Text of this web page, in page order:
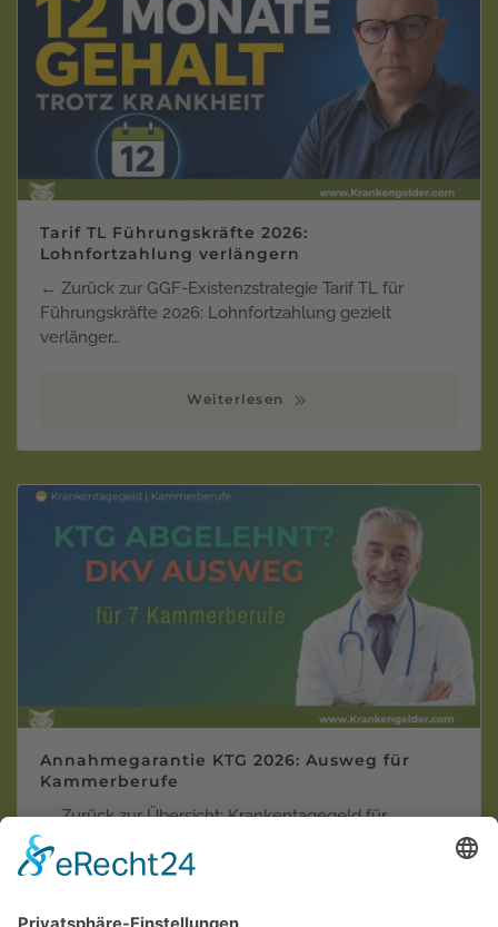
Tarif TL Führungskräfte 2026:
Lohnfortzahlung verlängern
← Zurück zur GGF-Existenzstrategie Tarif TL für
Führungskräfte 2026: Lohnfortzahlung gezielt
verlänger…
Weiterlesen
Annahmegarantie KTG 2026: Ausweg für
Kammerberufe
← Zurück zur Übersicht: Krankentagegeld für
Kammerberufe Krankentagegeld trotz Vor…